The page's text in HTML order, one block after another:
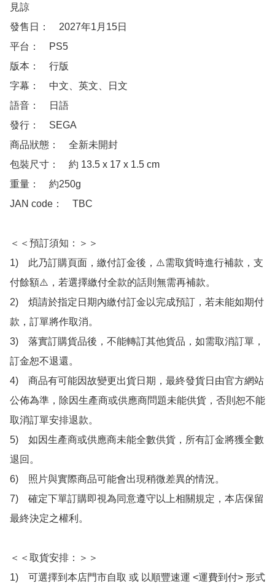
見諒
發售日：　2027年1月15日
平台：　PS5
版本：　行版
字幕：　中文、英文、日文
語音：　日語
發行：　SEGA
商品狀態：　全新未開封
包裝尺寸：　約 13.5 x 17 x 1.5 cm
重量：　約250g
JAN code：　TBC
＜＜預訂須知：＞＞
1)　此乃訂購頁面，繳付訂金後，⚠️需取貨時進行補款，支
付餘額⚠️，若選擇繳付全款的話則無需再補款。
2)　煩請於指定日期內繳付訂金以完成預訂，若未能如期付
款，訂單將作取消。
3)　落實訂購貨品後，不能轉訂其他貨品，如需取消訂單，
訂金恕不退還。
4)　商品有可能因故變更出貨日期，最終發貨日由官方網站
公佈為準，除因生產商或供應商問題未能供貨，否則恕不能
取消訂單安排退款。
5)　如因生產商或供應商未能全數供貨，所有訂金將獲全數
退回。
6)　照片與實際商品可能會出現稍微差異的情況。
7)　確定下單訂購即視為同意遵守以上相關規定，本店保留
最終決定之權利。
＜＜取貨安排：＞＞
1)　可選擇到本店門市自取 或 以順豐速運 <運費到付> 形式